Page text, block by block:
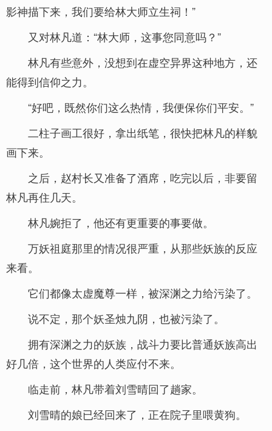
影神描下来，我们要给林大师立生祠！”
又对林凡道：“林大师，这事您同意吗？”
林凡有些意外，没想到在虚空异界这种地方，还
能得到信仰之力。
“好吧，既然你们这么热情，我便保你们平安。”
二柱子画工很好，拿出纸笔，很快把林凡的样貌
画下来。
之后，赵村长又准备了酒席，吃完以后，非要留
林凡再住几天。
林凡婉拒了，他还有更重要的事要做。
万妖祖庭那里的情况很严重，从那些妖族的反应
来看。
它们都像太虚魔尊一样，被深渊之力给污染了。
说不定，那个妖圣烛九阴，也被污染了。
拥有深渊之力的妖族，战斗力要比普通妖族高出
好几倍，这个世界的人类应付不来。
临走前，林凡带着刘雪晴回了趟家。
刘雪晴的娘已经回来了，正在院子里喂黄狗。